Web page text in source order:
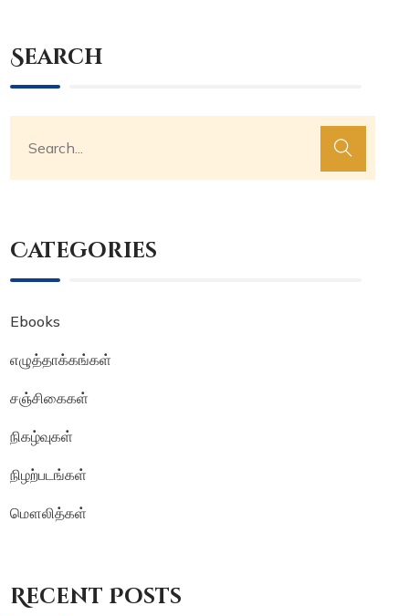
Search
Categories
Ebooks
எழுத்தாக்கங்கள்
சஞ்சிகைகள்
நிகழ்வுகள்
நிழற்படங்கள்
மௌலித்கள்
Recent Posts